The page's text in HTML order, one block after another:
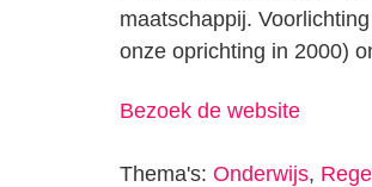
maatschappij.
onze oprichting in 2000)
Bezoek de website
Thema's: Onderwijs,